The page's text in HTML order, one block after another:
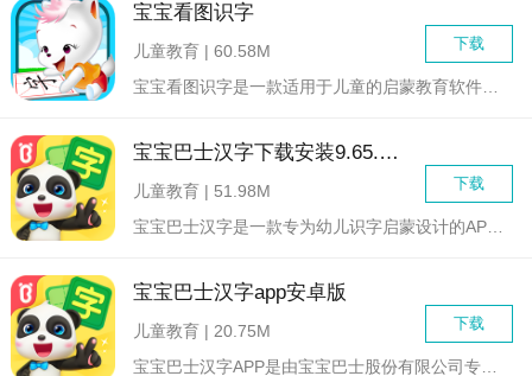
宝宝看图识字
下载
儿童教育 | 60.58M
宝宝巴士汉字下载安装9.65.19.02
下载
儿童教育 | 51.98M
宝宝巴士汉字app安卓版
下载
儿童教育 | 20.75M